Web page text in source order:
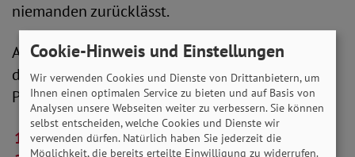
niemanden zurücklässt.
An das neu zu wählende EU-Parlament richtet
der SoVD 12 Forderungen zu verschiedenen
Politikfeldern. Sie lauten:
(Junge) EU-Bürger*innen besser beteiligen.
Cookie-Hinweis und Einstellungen
Wir verwenden Cookies und Dienste von Drittanbietern, um
Ihnen einen optimalen Service zu bieten und auf Basis von
Analysen unsere Webseiten weiter zu verbessern. Sie können
selbst entscheiden, welche Cookies und Dienste wir
verwenden dürfen. Natürlich haben Sie jederzeit die
Möglichkeit, die bereits erteilte Einwilligung zu widerrufen.